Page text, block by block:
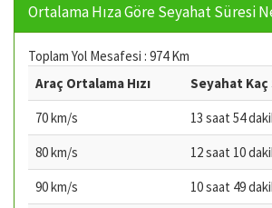
Ortalama Hıza Göre Seyahat Süresi
Toplam Yol Mesafesi : 974 Km
Araç Ortalama Hızı
Seyahat
70 km/s
13 saat 54
80 km/s
12 saat 10
90 km/s
10 saat 49